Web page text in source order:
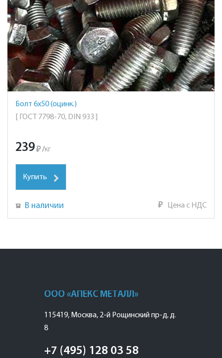
Болт 6х50 (оцинк.)
[ ГОСТ 7798-70, DIN 933 ]
239₽ /кг
Купить
В наличии ₽ Цена с НДС
ООО «АПЕКС МЕТАЛЛ»
115419, Москва, 2-й Рощинский пр-д, д.
8
+7 (495) 128 03 58